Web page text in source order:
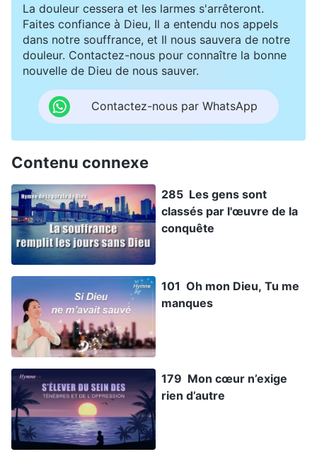
La douleur cessera et les larmes s'arrêteront.
Faites confiance à Dieu, Il a entendu nos appels
dans notre souffrance, et Il nous sauvera de notre
douleur. Contactez-nous pour connaître la bonne
nouvelle de Dieu de nous sauver.
Contactez-nous par WhatsApp
Contenu connexe
285 Les gens sont
classés par l'œuvre de la
conquête
101 Oh mon Dieu, Tu me
manques
179 Mon cœur n’exige
rien d’autre